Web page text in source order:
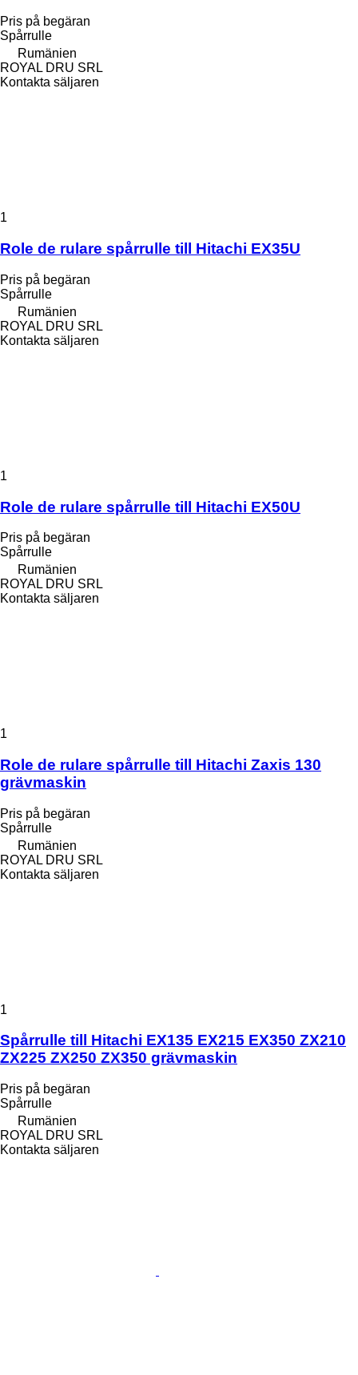
Pris på begäran
Spårrulle
Rumänien
ROYAL DRU SRL
Kontakta säljaren
1
Role de rulare spårrulle till Hitachi EX35U
Pris på begäran
Spårrulle
Rumänien
ROYAL DRU SRL
Kontakta säljaren
1
Role de rulare spårrulle till Hitachi EX50U
Pris på begäran
Spårrulle
Rumänien
ROYAL DRU SRL
Kontakta säljaren
1
Role de rulare spårrulle till Hitachi Zaxis 130
grävmaskin
Pris på begäran
Spårrulle
Rumänien
ROYAL DRU SRL
Kontakta säljaren
1
Spårrulle till Hitachi EX135 EX215 EX350 ZX210
ZX225 ZX250 ZX350 grävmaskin
Pris på begäran
Spårrulle
Rumänien
ROYAL DRU SRL
Kontakta säljaren